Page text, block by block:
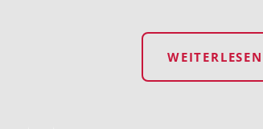
WEITERLESEN